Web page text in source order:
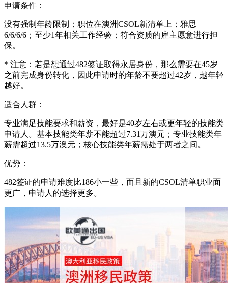
申请条件：
没有强制年龄限制；职位在澳洲CSOL新清单上；雅思
6/6/6/6；至少1年相关工作经验；符合资质的雇主愿意进行担
保。
* 注意：若是想通过482签证取得永居身份，那么需要在45岁
之前完成身份转化，因此申请时的年龄不要超过42岁，越年轻
越好。
适合人群：
专业满足技能要求和薪资，最好是40岁左右或更年轻的技能类
申请人。基本技能类年薪不能超过7.31万澳元；专业技能类年
薪需超过13.5万澳元；核心技能类年薪需处于两者之间。
优势：
482签证的申请难度比186小一些，而且新的CSOL清单职业面
更广，申请人的选择更多。